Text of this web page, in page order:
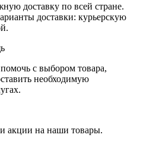
доставку по всей стране.
доставки: курьерскую
с выбором товара,
необходимую
акции на наши товары.